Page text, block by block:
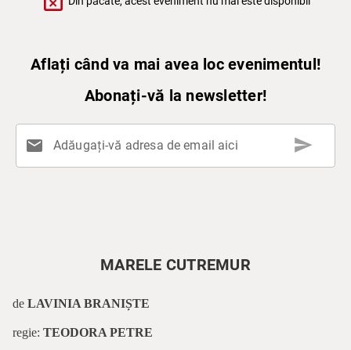
Aflați când va mai avea loc evenimentul!
Abonați-vă la newsletter!
mail Adăugați-vă adresa de email aici send
MARELE CUTREMUR
de LAVINIA BRANIȘTE
regie: TEODORA PETRE